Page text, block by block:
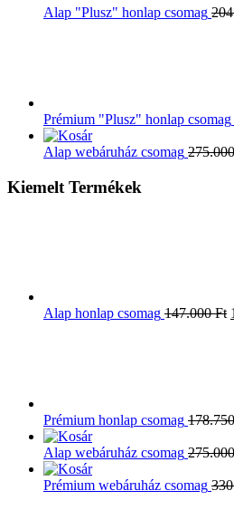
Alap "Plusz" honlap csomag
Prémium "Plusz" honlap csomag
Alap webáruház csomag
Kiemelt Termékek
Alap honlap csomag 147.000Ft
Prémium honlap csomag
Alap webáruház csomag
Prémium webáruház csomag